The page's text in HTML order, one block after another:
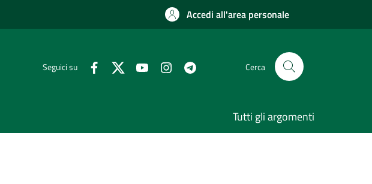
Accedi all'area personale
Seguici su Cerca
Tutti gli argomenti